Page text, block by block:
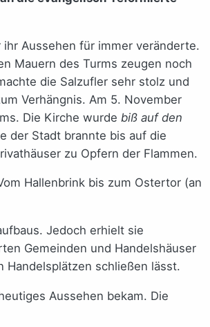
Aussehen für immer veränderte.
Mauern des Turms zeugen noch
die Salzufler sehr stolz und
Verhängnis. Am 5. November
Die Kirche wurde biß auf den
der Stadt brannte bis auf die
zu Opfern der Flammen.
Hallenbrink bis zum Ostertor (an
Jedoch erhielt sie
Gemeinden und Handelshäuser
Handelsplätzen schließen lässt.
Aussehen bekam. Die